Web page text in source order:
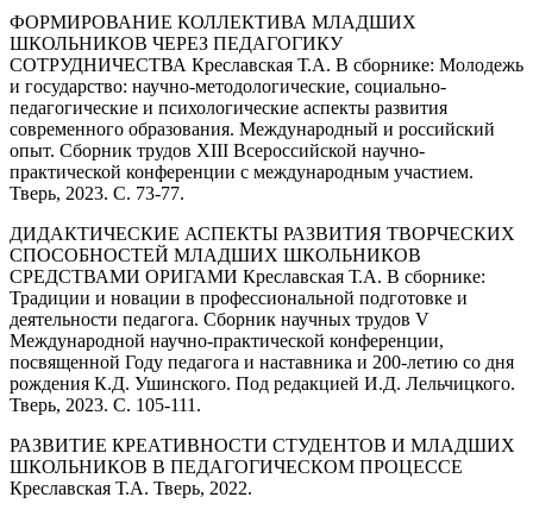
ФОРМИРОВАНИЕ КОЛЛЕКТИВА МЛАДШИХ
ШКОЛЬНИКОВ ЧЕРЕЗ ПЕДАГОГИКУ
СОТРУДНИЧЕСТВА Креславская Т.А. В сборнике: Молодежь
и государство: научно-методологические, социально-
педагогические и психологические аспекты развития
современного образования. Международный и российский
опыт. Сборник трудов XIII Всероссийской научно-
практической конференции с международным участием.
Тверь, 2023. С. 73-77.
ДИДАКТИЧЕСКИЕ АСПЕКТЫ РАЗВИТИЯ ТВОРЧЕСКИХ
СПОСОБНОСТЕЙ МЛАДШИХ ШКОЛЬНИКОВ
СРЕДСТВАМИ ОРИГАМИ Креславская Т.А. В сборнике:
Традиции и новации в профессиональной подготовке и
деятельности педагога. Сборник научных трудов V
Международной научно-практической конференции,
посвященной Году педагога и наставника и 200-летию со дня
рождения К.Д. Ушинского. Под редакцией И.Д. Лельчицкого.
Тверь, 2023. С. 105-111.
РАЗВИТИЕ КРЕАТИВНОСТИ СТУДЕНТОВ И МЛАДШИХ
ШКОЛЬНИКОВ В ПЕДАГОГИЧЕСКОМ ПРОЦЕССЕ
Креславская Т.А. Тверь, 2022.